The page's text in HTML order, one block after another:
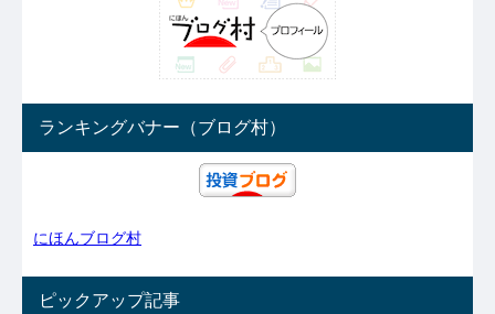
ランキングバナー（ブログ村）
にほんブログ村
ピックアップ記事